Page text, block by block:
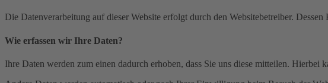
Die Datenverarbeitung auf dieser Website erfolgt durch den Websitebetreiber.
Wie erfassen wir Ihre Daten?
Ihre Daten werden zum einen dadurch erhoben, dass Sie uns diese mitteilen.